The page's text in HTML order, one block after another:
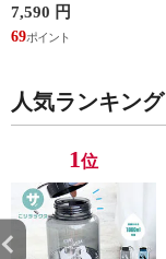
鞄 機内持ち込み 夏
スラッシャー
THRASHER r1929
7,590 円
69
人気ランキング
1位